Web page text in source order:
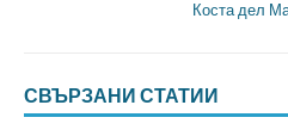
Коста дел
СВЪРЗАНИ СТАТИИ